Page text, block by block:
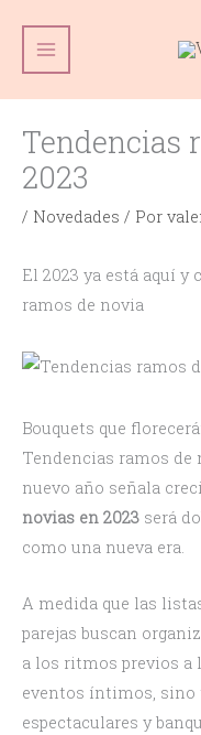
contenido
Main
Menu
Tendencias
2023
/ Novedades / Por
El 2023 ya está aquí y
ramos de novia
Bouquets que
Tendencias ramos de
nuevo año señala
novias en 2023 será
como una nueva era.
A medida que las
parejas buscan
a los ritmos previos a
eventos íntimos, sino
espectaculares y